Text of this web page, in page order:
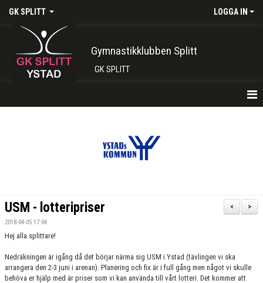
GK SPLITT LOGGA IN
Gymnastikklubben Splitt
GK SPLITT
INTRESSEANMÄLAN
GRUPPER OCH TIDER
>
<
USM - lotteripriser
2018-04-05 17:04
Hej alla splittare!
Nedräkningen är igång då det börjar närma sig USM i Ystad (tävlingen vi ska
arrangera den 2-3 juni i arenan). Planering och fix är i full gång men något vi skulle
behöva er hjälp med är priser som vi kan använda till vårt lotteri. Det kommer att